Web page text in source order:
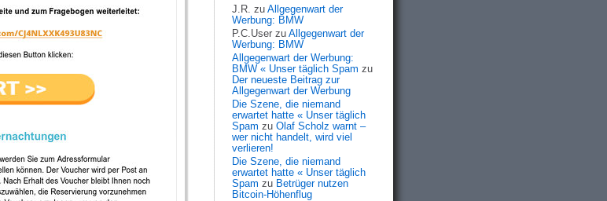
J.R. zu Allgegenwart der
Werbung: BMW
P.C.User zu Allgegenwart der
Werbung: BMW
Allgegenwart der Werbung:
BMW « Unser täglich Spam zu
Der neueste Beitrag zur
Allgegenwart der Werbung
Die Szene, die niemand
erwartet hatte « Unser täglich
Spam zu Olaf Scholz warnt –
wer nicht handelt, wird viel
verlieren!
Die Szene, die niemand
erwartet hatte « Unser täglich
Spam zu Betrüger nutzen
Bitcoin-Höhenflug